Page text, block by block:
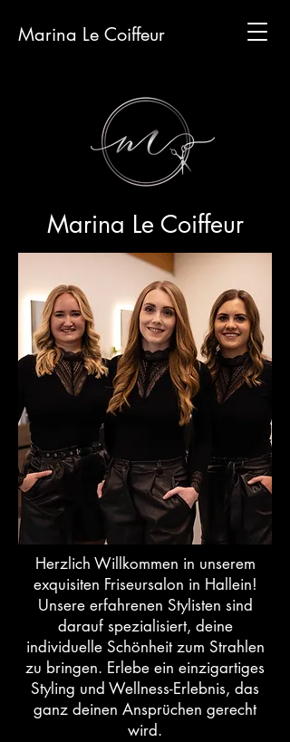
Marina Le Coiffeur
Marina Le Coiffeur
Herzlich Willkommen in unserem
exquisiten Friseursalon in Hallein!
Unsere erfahrenen Stylisten sind
darauf spezialisiert, deine
individuelle Schönheit zum Strahlen
zu bringen. Erlebe ein einzigartiges
Styling und Wellness-Erlebnis, das
ganz deinen Ansprüchen gerecht
wird.